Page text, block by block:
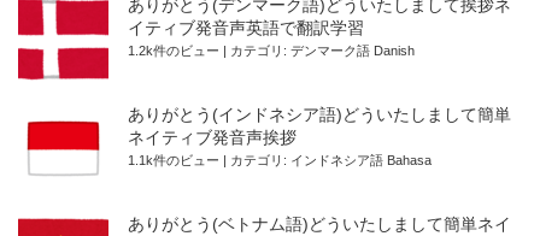
ありがとう(デンマーク語)どういたしまして挨拶ネ
イティブ発音声英語で翻訳学習
1.2k件のビュー カテゴリ: デンマーク語 Danish
ありがとう(インドネシア語)どういたしまして簡単
ネイティブ発音声挨拶
1.1k件のビュー カテゴリ: インドネシア語 Bahasa
ありがとう(ベトナム語)どういたしまして簡単ネイ